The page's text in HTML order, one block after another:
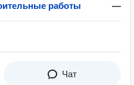
работы —
Чат